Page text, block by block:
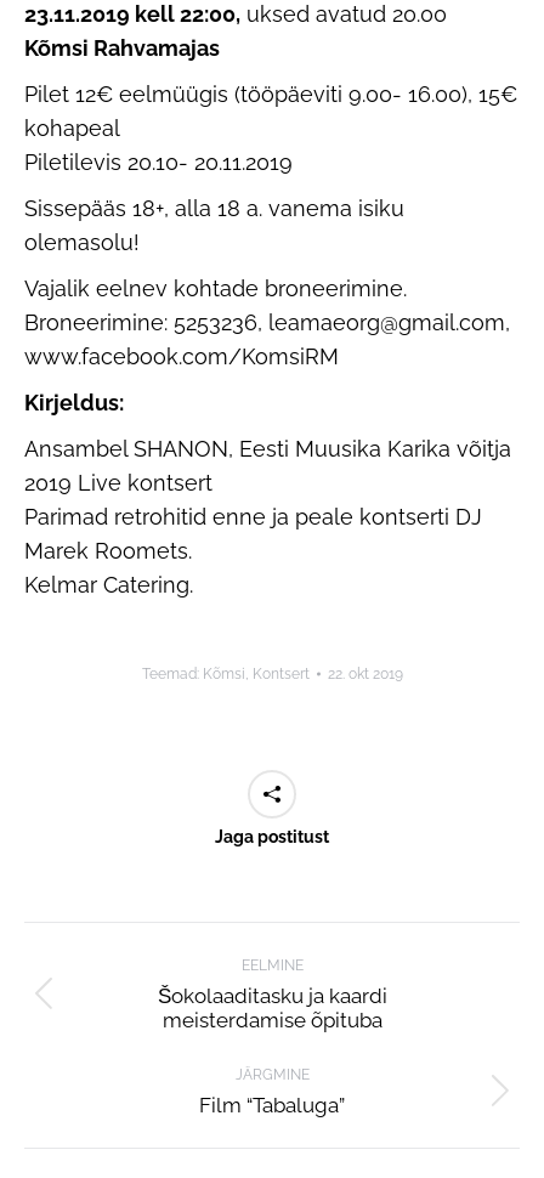
23.11.2019 kell 22:00, uksed avatud 20.00
Kõmsi Rahvamajas
Pilet 12€ eelmüügis (tööpäeviti 9.00- 16.00), 15€
kohapeal
Piletilevis 20.10- 20.11.2019
Sissepääs 18+, alla 18 a. vanema isiku
olemasolu!
Vajalik eelnev kohtade broneerimine.
Broneerimine: 5253236, leamaeorg@gmail.com,
www.facebook.com/KomsiRM
Kirjeldus:
Ansambel SHANON, Eesti Muusika Karika võitja
2019 Live kontsert
Parimad retrohitid enne ja peale kontserti DJ
Marek Roomets.
Kelmar Catering.
Teemad: Kõmsi, Kontsert 22. okt 2019
Jaga postitust
navigation
EELMINE
Previous
Šokolaaditasku ja kaardi
meisterdamise õpituba
JÄRGMINE
Next
Film “Tabaluga”